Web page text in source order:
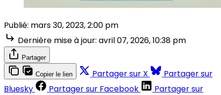
Publié: mars 30, 2023, 2:00 pm
Dernière mise à jour: avril 07, 2026, 10:38 pm
Partager
Copier le lien Partager sur X
Partager sur
Bluesky
Partager sur Facebook
Partager sur